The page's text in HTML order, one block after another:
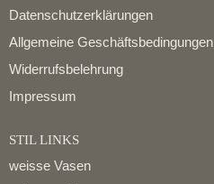
Datenschutzerklärungen
Allgemeine Geschäftsbedingungen
Widerrufsbelehrung
Impressum
STIL LINKS
weisse Vasen